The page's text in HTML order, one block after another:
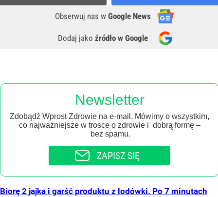
Obserwuj nas w Google News
Dodaj jako źródło w Google
Newsletter
Zdobądź Wprost Zdrowie na e-mail. Mówimy o wszystkim,
co najważniejsze w trosce o zdrowie i dobrą formę –
bez spamu.
ZAPISZ SIĘ
Biorę 2 jajka i garść produktu z lodówki. Po 7 minutach